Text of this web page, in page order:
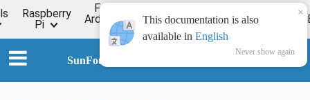
Raspberry
Pi
For
Arduino
ESP32
Online
Tutorial
Forum
SunFounder Universal Maker Sensor Kit
This documentation is also
available in English
Never show again
×